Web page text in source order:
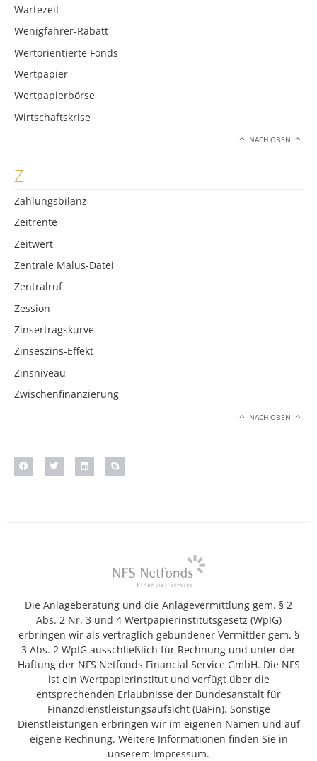
Wartezeit
Wenigfahrer-Rabatt
Wertorientierte Fonds
Wertpapier
Wertpapierbörse
Wirtschaftskrise
NACH OBEN
Z
Zahlungsbilanz
Zeitrente
Zeitwert
Zentrale Malus-Datei
Zentralruf
Zession
Zinsertragskurve
Zinseszins-Effekt
Zinsniveau
Zwischenfinanzierung
NACH OBEN
Die Anlageberatung und die Anlagevermittlung gem. § 2
Abs. 2 Nr. 3 und 4 Wertpapierinstitutsgesetz (WpIG)
erbringen wir als vertraglich gebundener Vermittler gem. §
3 Abs. 2 WpIG ausschließlich für Rechnung und unter der
Haftung der NFS Netfonds Financial Service GmbH. Die NFS
ist ein Wertpapierinstitut und verfügt über die
entsprechenden Erlaubnisse der Bundesanstalt für
Finanzdienstleistungsaufsicht (BaFin). Sonstige
Dienstleistungen erbringen wir im eigenen Namen und auf
eigene Rechnung. Weitere Informationen finden Sie in
unserem Impressum.